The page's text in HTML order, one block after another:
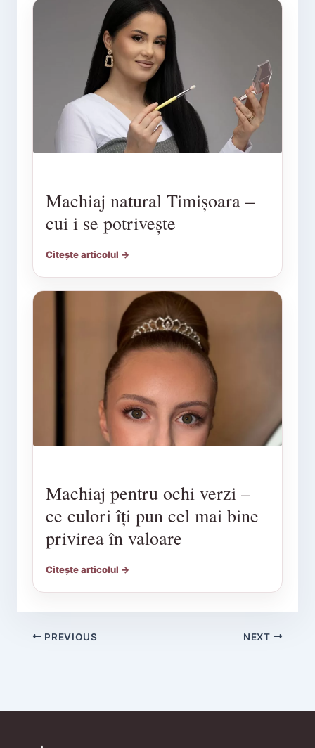
Machiaj natural Timișoara –
cui i se potrivește
Citește articolul →
Machiaj pentru ochi verzi –
ce culori îți pun cel mai bine
privirea în valoare
Citește articolul →
PREVIOUS NEXT